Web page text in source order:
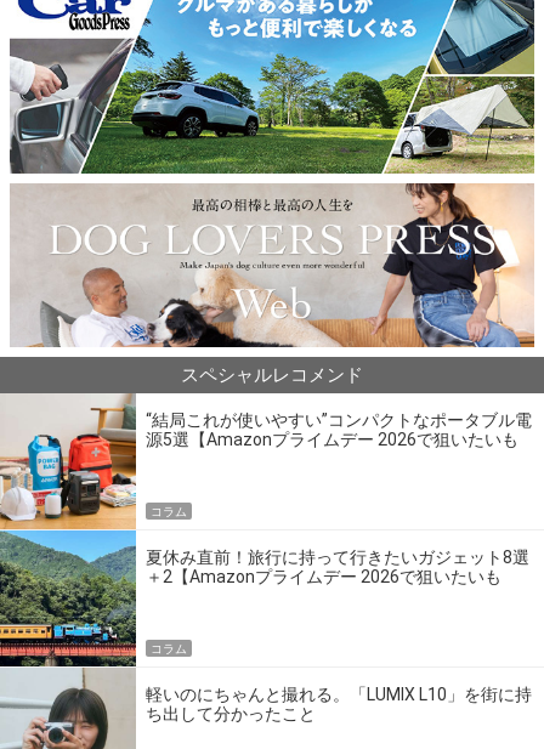
スペシャルレコメンド
“結局これが使いやすい”コンパクトなポータブル電
源5選【Amazonプライムデー 2026で狙いたいも
コラム
夏休み直前！旅行に持って行きたいガジェット8選
＋2【Amazonプライムデー 2026で狙いたいも
コラム
軽いのにちゃんと撮れる。「LUMIX L10」を街に持
ち出して分かったこと